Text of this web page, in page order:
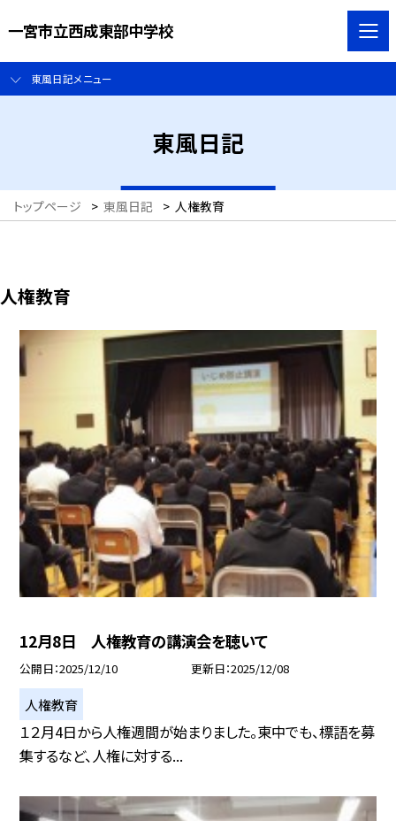
一宮市立西成東部中学校
東風日記メニュー
東風日記
トップページ > 東風日記 > 人権教育
人権教育
12月8日 人権教育の講演会を聴いて
公開日 2025/12/10 更新日 2025/12/08
人権教育
１２月4日から人権週間が始まりました。東中でも、標語を募
集するなど、人権に対する...